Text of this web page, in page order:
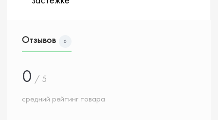
Отзывов 0
0 / 5
средний рейтинг товара